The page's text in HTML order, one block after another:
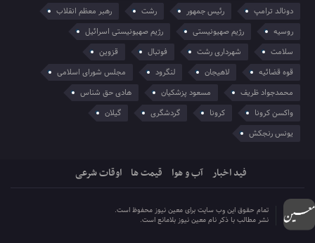
دونالد ترامپ
رئیس جمهور رشت
رهبر معظم انقلاب
روسیه
رژیم صهیونیستی
رژیم صهیونیستی اسرائیل
سلامت
شهرداری رشت فوتبال
قزوین
قوه قضائیه
لاهیجان لنگرود
مجلس شورای اسلامی
محمدجواد ظریف
مسعود پزشکیان
هادی حق شناس
واکسن کرونا
کرونا گردشگری
گیلان
یونس رنجکش
فید اخبار آب و هوا قیمت ها اوقات شرعی
تمام حقوق این وب سایت برای معین نیوز محفوظ است.
نشر مطالب با ذکر نام معین نیوز بلامانع است.